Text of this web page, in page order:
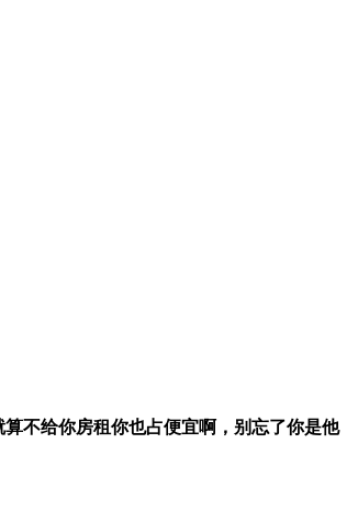
不给你房租你也占便宜啊，别忘了你是他